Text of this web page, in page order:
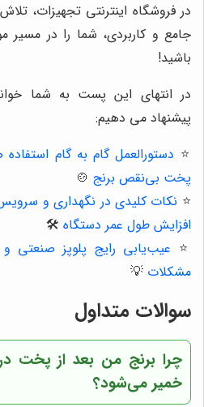
در فروشگاه اینترنتی تجهیزات،
جامع و کاربردی، شما را در مسیر
باشید!
در انتهای این پست به شما
پیشنهاد می دهیم:
⭐️ دستورالعمل گام به گام
پخت بی‌نقص برنج 🍲
⭐️ نکات کلیدی در نگهداری و
افزایش طول عمر دستگاه 🛠️
⭐️ عیب‌یابی رایج پلوپز صنعتی
مشکلات 💡
سوالات متداول
چرا برنج من بعد از پخت
خمیر می‌شود؟